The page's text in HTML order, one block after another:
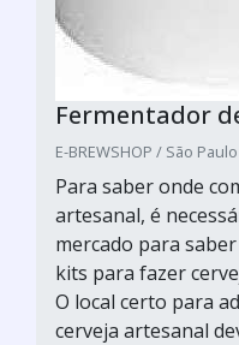
Fermentador
E-BREWSHOP / São
Para saber onde
artesanal, é
mercado para
kits para fazer
O local certo para
cerveja artesanal